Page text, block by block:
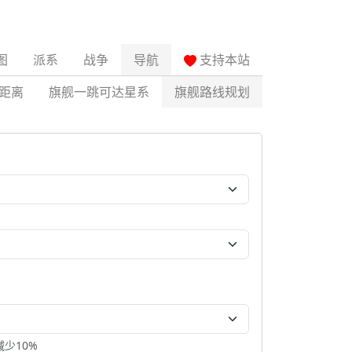
派系 战争 导航
支持本站
旗舰路线规划
旗舰一跳可达星系
离
少10%